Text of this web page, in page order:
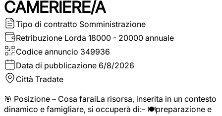
CAMERIERE/A
Tipo di contratto Somministrazione
Retribuzione Lorda 18000 - 20000 annuale
Codice annuncio 349936
Data di pubblicazione 6/8/2026
Città Tradate
🎯 Posizione – Cosa faraiLa risorsa, inserita in un contesto
dinamico e famigliare, si occuperà di:- 🍽️preparazione e